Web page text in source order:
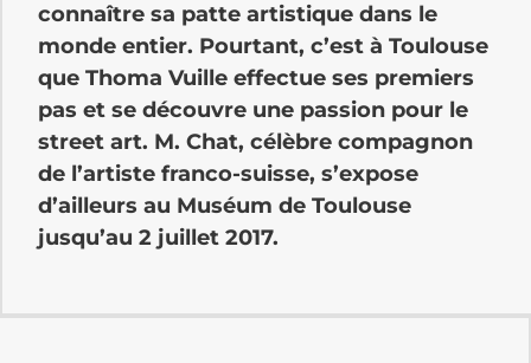
connaître sa patte artistique dans le
monde entier. Pourtant, c’est à Toulouse
que Thoma Vuille effectue ses premiers
pas et se découvre une passion pour le
street art. M. Chat, célèbre compagnon
de l’artiste franco-suisse, s’expose
d’ailleurs au Muséum de Toulouse
jusqu’au 2 juillet 2017.